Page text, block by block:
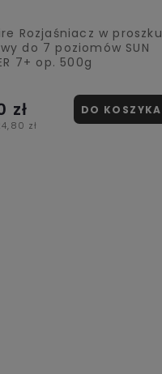
Rozjaśniacz w proszku
do 7 poziomów SUN
7+ op. 500g
zł
zł
DO KOSZYKA